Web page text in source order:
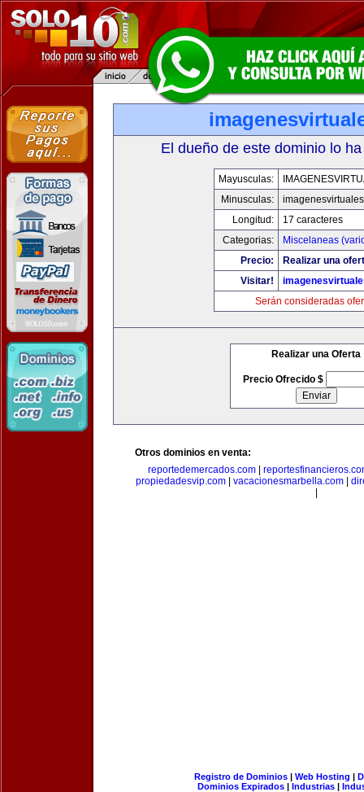
El dueño de este dominio lo
Mayusculas:
Minusculas:
Longitud:
17 caracteres
Categorias:
Miscelaneas
Precio:
Realizar una
Visitar!
Serán consideradas
Realizar una Oferta
Precio Ofrecido $
Otros dominios en venta:
reportedemercados.com
propiedadesvip.com
vacacionesmarbella.com
Registro de Dominios| Web Hosting |
Dominios Expirados | Industrias |